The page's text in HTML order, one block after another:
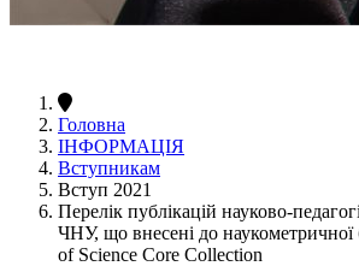
Головна
ІНФОРМАЦІЯ
Вступникам
Вступ 2021
Перелік публікацій науково-
ЧНУ, що внесені до наукометричної
of Science Core Collection